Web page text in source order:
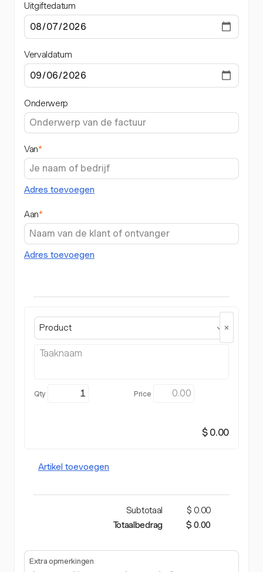
Uitgiftedatum
Vervaldatum
Onderwerp
Van*
Adres toevoegen
Aan*
Adres toevoegen
Product
$ 0.00
Artikel toevoegen
Subtotaal
$ 0.00
Totaalbedrag
$ 0.00
Extra opmerkingen